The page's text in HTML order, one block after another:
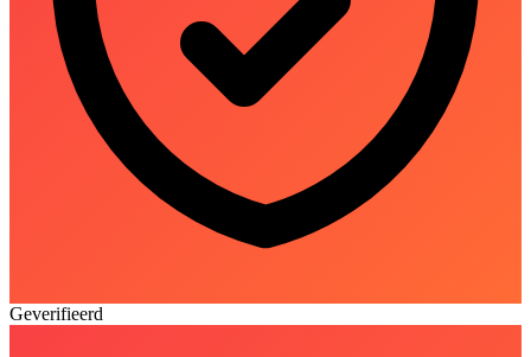
Geverifieerd